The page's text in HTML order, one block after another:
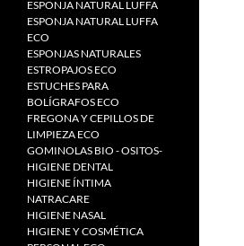
ESPONJA NATURAL LUFFA
ESPONJA NATURAL LUFFA
ECO
ESPONJAS NATURALES
ESTROPAJOS ECO
ESTUCHES PARA
BOLÍGRAFOS ECO
FREGONA Y CEPILLOS DE
LIMPIEZA ECO
GOMINOLAS BIO - OSITOS-
HIGIENE DENTAL
HIGIENE ÍNTIMA
NATRACARE
HIGIENE NASAL
HIGIENE Y COSMÉTICA